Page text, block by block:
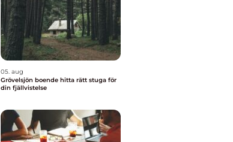
05. aug
Grövelsjön boende hitta rätt stuga för
din fjällvistelse